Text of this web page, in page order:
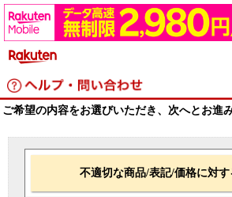
ご希望の内容をお選びいただき、次へとお進
不適切な商品/表記/価格に対